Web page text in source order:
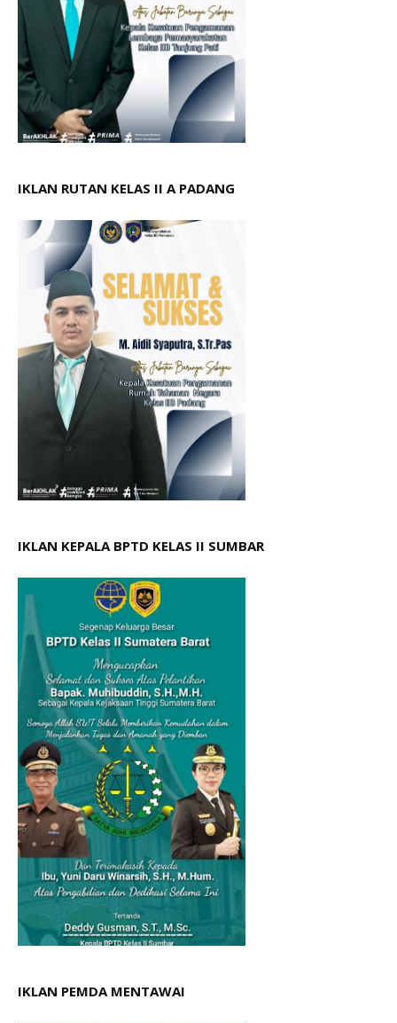
IKLAN RUTAN KELAS II A PADANG
IKLAN KEPALA BPTD KELAS II SUMBAR
IKLAN PEMDA MENTAWAI